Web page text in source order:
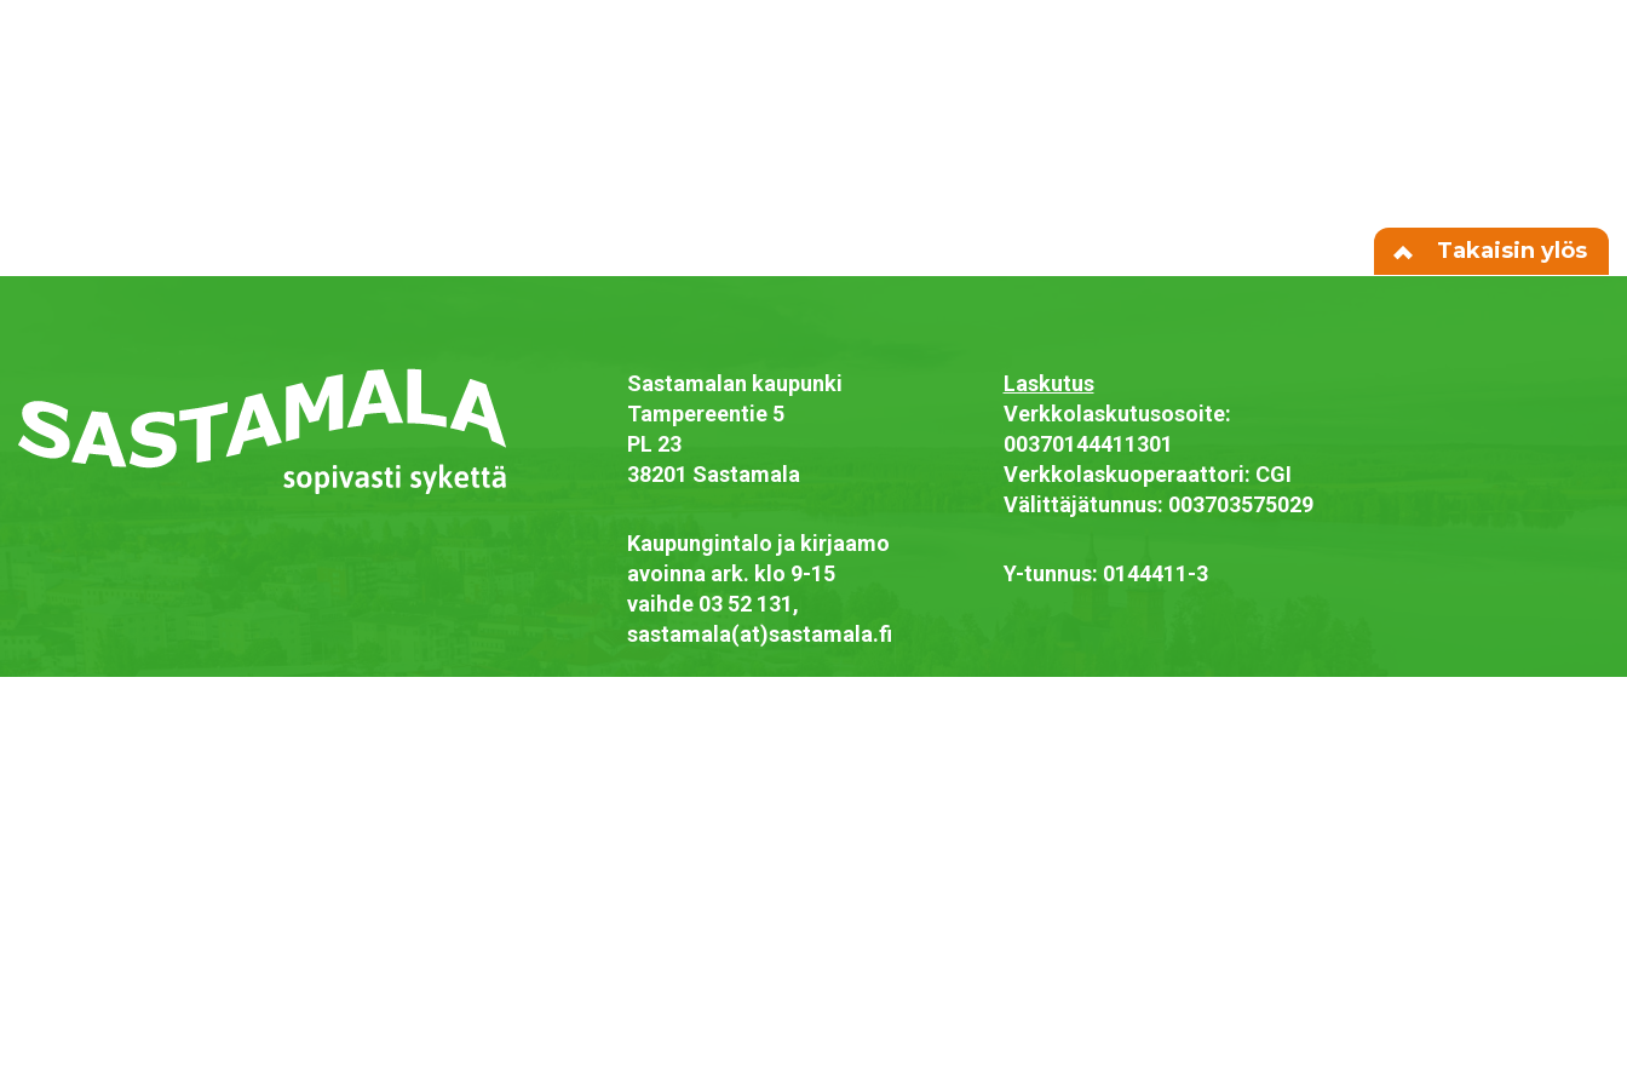
Takaisin ylös
Sastamalan kaupunki
Tampereentie 5
PL 23
38201 Sastamala
Kaupungintalo ja kirjaamo
avoinna ark. klo 9-15
vaihde 03 52 131,
sastamala(at)sastamala.fi
Laskutus
Verkkolaskutusosoite:
00370144411301
Verkkolaskuoperaattori: CGI
Välittäjätunnus: 003703575029
Y-tunnus: 0144411-3